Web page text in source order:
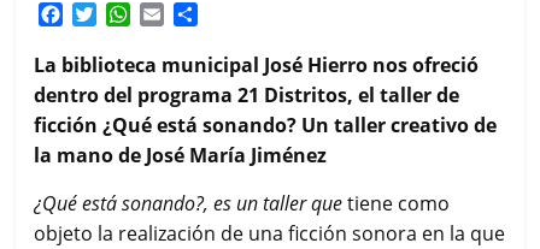
c
e
b
o
o
i
t
e
r
W
a
t
s
A
p
a
i
l
m
p
a
r
t
r
La biblioteca municipal José Hierro nos ofreció
dentro del programa 21 Distritos, el taller de
ficción ¿Qué está sonando? Un taller creativo de
la mano de José María Jiménez
¿Qué está sonando?, es un taller quetiene como
objeto la realización de una ficción sonora en la que